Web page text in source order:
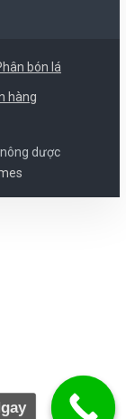
bón lá
hàng
dược